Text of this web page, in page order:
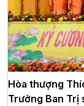
Hòa thượng
Trưởng Ban Trị